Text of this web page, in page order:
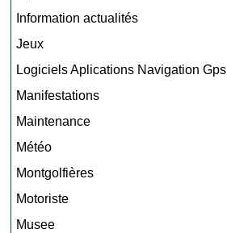
Information actualités
Jeux
Logiciels Aplications Navigation Gps
Manifestations
Maintenance
Météo
Montgolfières
Motoriste
Musee